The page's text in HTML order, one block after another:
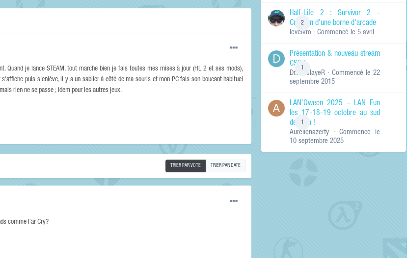
RECHERCHER LES
Titres et corps
Titres des
uniquement
Quand je lance STEAM, tout marche bien je fais toutes mes mises à jour (HL 2 et ses mods),
puis s'enlève, il y a un sablier à côté de ma souris et mon PC fais son boucant habituel
rien ne se passe ; idem pour les autres jeux.
TRIER PAR VOTE TRIER PAR DATE
comme Far Cry?
2
Half-Life 2 : Survivor 2 -
Création d'une borne d'arcade
levelkro · Commencé le 5 avril
1
Présentation & nouveau stream
CSGO
Dr.KinSlayeR · Commencé le 22
septembre 2015
1
LAN'Oween 2025 – LAN Fun
les 17-18-19 octobre au sud
de Lyon !
Aurelienazerty · Commencé le
10 septembre 2025